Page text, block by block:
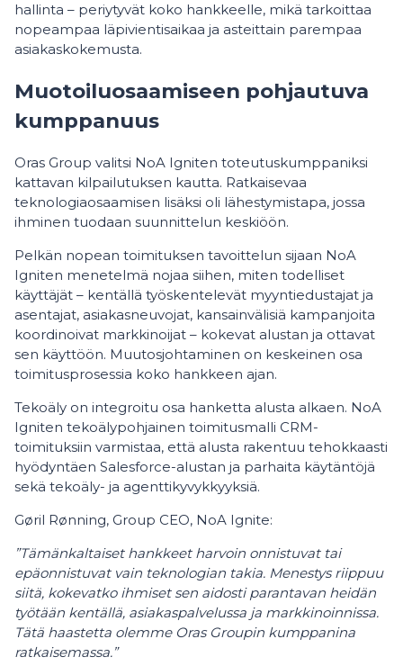
hallinta – periytyvät koko hankkeelle, mikä tarkoittaa
nopeampaa läpivientisaikaa ja asteittain parempaa
asiakaskokemusta.
Muotoiluosaamiseen pohjautuva
kumppanuus
Oras Group valitsi NoA Igniten toteutuskumppaniksi
kattavan kilpailutuksen kautta. Ratkaisevaa
teknologiaosaamisen lisäksi oli lähestymistapa, jossa
ihminen tuodaan suunnittelun keskiöön.
Pelkän nopean toimituksen tavoittelun sijaan NoA
Igniten menetelmä nojaa siihen, miten todelliset
käyttäjät – kentällä työskentelevät myyntiedustajat ja
asentajat, asiakasneuvojat, kansainvälisiä kampanjoita
koordinoivat markkinoijat – kokevat alustan ja ottavat
sen käyttöön. Muutosjohtaminen on keskeinen osa
toimitusprosessia koko hankkeen ajan.
Tekoäly on integroitu osa hanketta alusta alkaen. NoA
Igniten tekoälypohjainen toimitusmalli CRM-
toimituksiin varmistaa, että alusta rakentuu tehokkaasti
hyödyntäen Salesforce-alustan ja parhaita käytäntöjä
sekä tekoäly- ja agenttikyvykkyyksiä.
Gøril Rønning, Group CEO, NoA Ignite:
”Tämänkaltaiset hankkeet harvoin onnistuvat tai
epäonnistuvat vain teknologian takia. Menestys riippuu
siitä, kokevatko ihmiset sen aidosti parantavan heidän
työtään kentällä, asiakaspalvelussa ja markkinoinnissa.
Tätä haastetta olemme Oras Groupin kumppanina
ratkaisemassa.”